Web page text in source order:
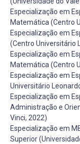
Especialização em
Matemática (Centro
Especialização em
(Centro Universitário
Especialização em
Matemática (Centro
Especialização em
Universitário
Especialização em
Administração e
Vinci, 2022)
Especialização em
Superior